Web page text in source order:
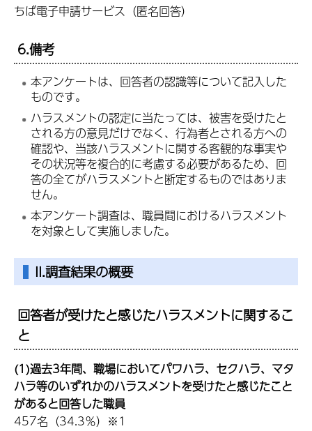
ちば電子申請サービス（匿名回答）
6.備考
本アンケートは、回答者の認識等について記入した
ものです。
ハラスメントの認定に当たっては、被害を受けたと
される方の意見だけでなく、行為者とされる方への
確認や、当該ハラスメントに関する客観的な事実や
その状況等を複合的に考慮する必要があるため、回
答の全てがハラスメントと断定するものではありま
せん。
本アンケート調査は、職員間におけるハラスメント
を対象として実施しました。
II.調査結果の概要
回答者が受けたと感じたハラスメントに関するこ
と
(1)過去3年間、職場においてパワハラ、セクハラ、マタ
ハラ等のいずれかのハラスメントを受けたと感じたこと
があると回答した職員
457名（34.3％）※1